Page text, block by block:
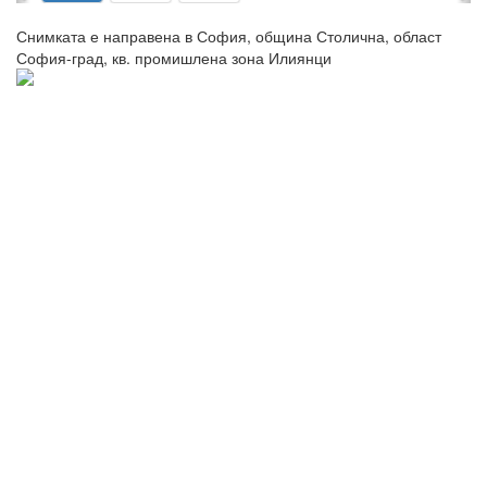
Снимката е направена в София, община Столична, област
София-град, кв. промишлена зона Илиянци